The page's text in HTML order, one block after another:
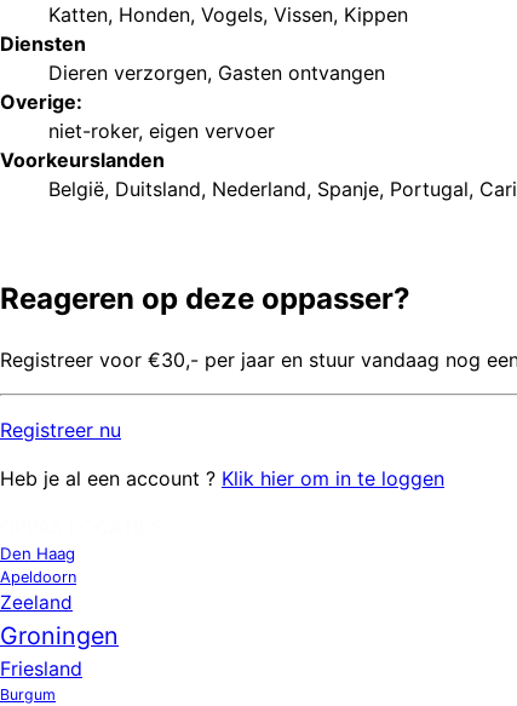
Katten, Honden, Vogels, Vissen, Kippen
Diensten
Dieren verzorgen, Gasten ontvangen
Overige:
niet-roker, eigen vervoer
Voorkeurslanden
België, Duitsland, Nederland, Spanje, Portugal,
Reageren op deze oppasser?
Registreer voor €30,- per jaar en stuur vandaag nog
Registreer nu
Heb je al een account ? Klik hier om in te loggen
Den Haag
Apeldoorn
Zeeland
Groningen
Friesland
Burgum